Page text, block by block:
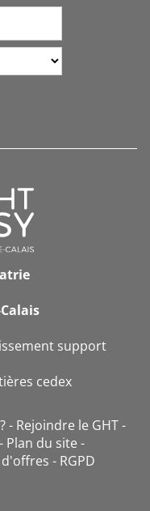
support
cedex
Rejoindre le GHT
Plan du site
RGPD